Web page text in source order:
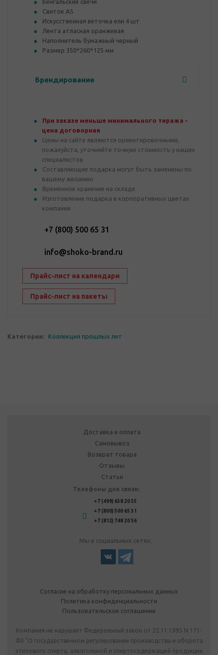
Бенгальские свечи
Свиток А5
Искусственная веточка ели 4 шт
Лента атласная оранжевая
Наполнитель бумажный черный
Размер 350*260*125 мм
Брендирование
При заказе меньше минимального тиража -
цена договорная
Цены на сайте являются ориентировочными,
пожалуйста, уточняйте точную стоимость у наших
специалистов
Составляющие подарка могут быть заменены по
вашему желанию
Временное хранение на складе
Изготовление подарка в корпоративных цветах
компании
+7 (800) 500 65 31
info@shoko-brand.ru
Прайс-лист на календари
Прайс-лист на пакеты
Категории: Коллекция прошлых лет
Доставка и оплата
Самовывоз
Возврат товара
Отзывы
Статьи
Телефоны для связи:
+7 (499) 638 20 55
+7 (800) 500 65 31
+7 (812) 748 20 56
Мы в социальных сетях:
Согласие на обработку персональных данных
Политика конфиденциальности
Пользовательское соглашение
Компания не нарушает Федеральный закон от 22.11.1995 N 171-
ФЗ "О государственном регулировании производства и оборота
этилового спирта, алкогольной и спиртосодержащей продукции